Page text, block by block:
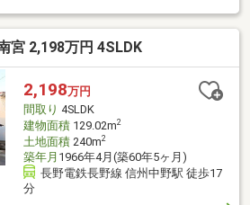
宮 2,198万円 4SLDK
2,198万円
間取り 4SLDK
建物面積129.02m2
土地面積240m2
築年月 1966年4月(築60年5ヶ月)
長野電鉄長野線 信州中野駅 徒歩17
分